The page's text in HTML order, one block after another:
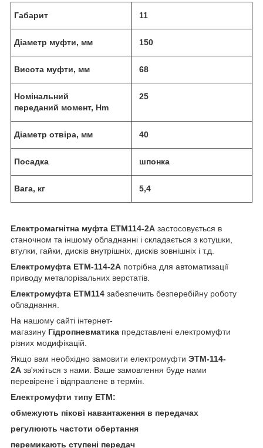
Габарит 11
Діаметр муфти, мм 150
Висота муфти, мм 68
Номінальний
переданий момент, Hm
25
Діаметр отвіра, мм 40
Посадка шпонка
Вага, кг 5,4
Електромагнітна муфта ЕТМ114-2А застосовується в
станочном та іншому обладнанні і складається з котушки,
втулки, гайки, дисків внутрішніх, дисків зовнішніх і т.д.
Електромуфта ЕТМ-114-2А потрібна для автоматизації
приводу металорізальних верстатів.
Електромуфта ЕТМ114 забезпечить безперебійну роботу
обладнання.
На нашому сайті інтернет-
магазину Гідропневматика представлені електромуфти
різних модифікацій.
Якщо вам необхідно замовити електромуфти ЭТМ-114-
2А зв'яжіться з нами. Ваше замовлення буде нами
перевірене і відправлене в термін.
Електромуфти типу ЕТМ:
обмежують пікові навантаження в передачах
регулюють частоти обертання
перемикають ступені передач